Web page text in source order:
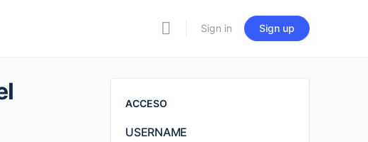
Sign in Sign up
ACCESO
USERNAME